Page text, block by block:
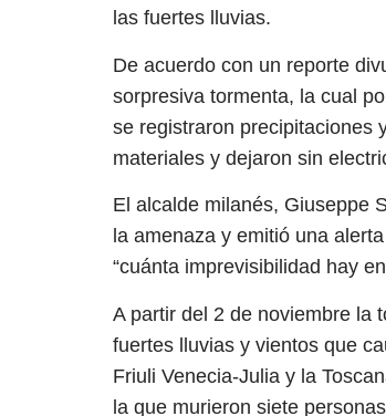
las fuertes lluvias.
De acuerdo con un reporte
sorpresiva tormenta, la cual
se registraron precipitaciones
materiales y dejaron sin
El alcalde milanés, Giuseppe
la amenaza y emitió una
“cuánta imprevisibilidad hay
A partir del 2 de noviembre la
fuertes lluvias y vientos que
Friuli Venecia-Julia y la
la que murieron siete